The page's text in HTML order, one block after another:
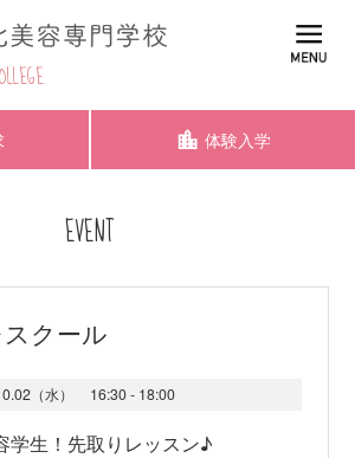
体験入学
EVENT
クール
（水） 16:30 - 18:00
学生！先取りレッスン♪